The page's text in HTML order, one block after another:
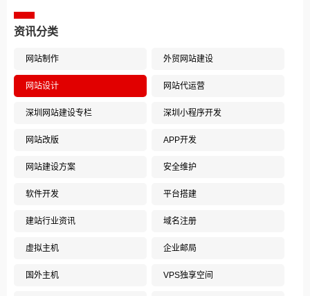
资讯分类
网站制作 外贸网站建设
网站设计 网站代运营
深圳网站建设专栏 深圳小程序开发
网站改版 APP开发
网站建设方案 安全维护
软件开发 平台搭建
建站行业资讯 域名注册
虚拟主机 企业邮局
国外主机 VPS独享空间